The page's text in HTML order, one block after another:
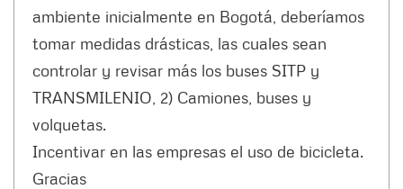
ambiente inicialmente en Bogotá, deberíamos
tomar medidas drásticas, las cuales sean
controlar y revisar más los buses SITP y
TRANSMILENIO, 2) Camiones, buses y
volquetas.
Incentivar en las empresas el uso de bicicleta.
Gracias